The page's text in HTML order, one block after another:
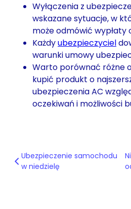
Wyłączenia z
wskazane sytuacje, w
może odmówić wypłaty
Każdyubezpieczyciel
warunki umowy
Warto porównać różne
kupić produkt o
ubezpieczenia AC
oczekiwań i możliwości
Ubezpieczenie samochodu
w niedzielę